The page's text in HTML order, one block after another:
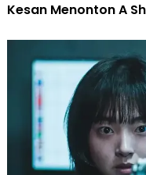
Kesan Menonton A